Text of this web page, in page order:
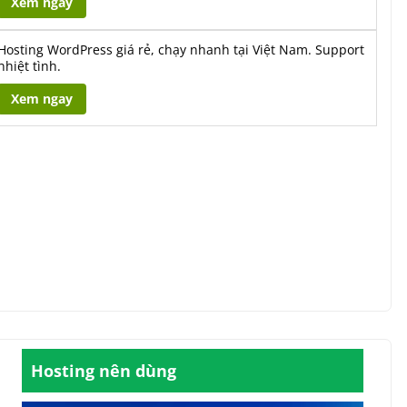
WordPress giá rẻ, chạy nhanh tại Việt Nam. Support
tình.
Xem ngay
Hosting nên dùng